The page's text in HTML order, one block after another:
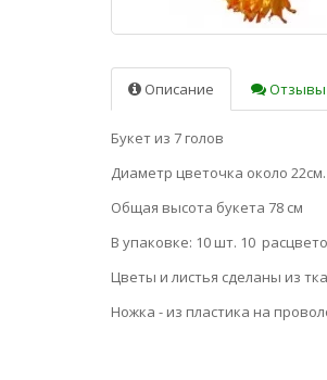
Описание Отзывы
Букет из 7 голов
Диаметр цветочка около 22см.
Общая высота букета 78 см
В упаковке: 10 шт. 10
Цветы и листья сделаны из
Ножка - из пластика на